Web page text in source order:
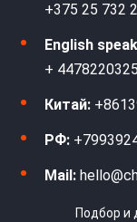
+375 25 732
English
+
Китай:
РФ:
Mail:
Подбор и